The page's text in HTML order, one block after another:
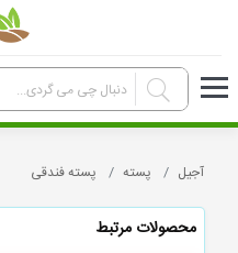
آجیل پسته پسته فندقی
محصولات مرتبط